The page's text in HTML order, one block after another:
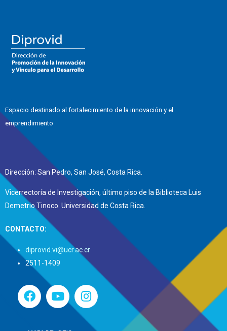
Espacio destinado al fortalecimiento de la innovación y el
emprendimiento
Dirección: San Pedro, San José, Costa Rica.
Vicerrectoría de Investigación, último piso de la Biblioteca Luis
Demetrio Tinoco. Universidad de Costa Rica.
CONTACTO:
diprovid.vi@ucr.ac.cr
2511-1409